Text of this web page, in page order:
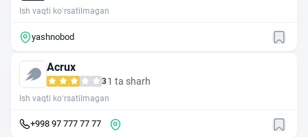
Ish vaqti ko‘rsatilmagan
yashnobod
Acrux
3 1 ta sharh
Ish vaqti ko‘rsatilmagan
+998 97 777 77 77